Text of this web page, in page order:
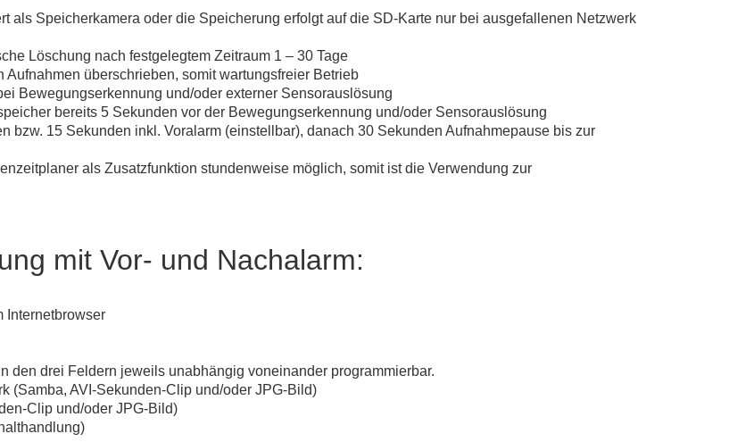
als Speicherkamera oder die Speicherung erfolgt auf die SD-Karte nur bei ausgefallenen Netzwerk
Löschung nach festgelegtem Zeitraum 1 – 30 Tage
überschrieben, somit wartungsfreier Betrieb
Bewegungserkennung und/oder externer Sensorauslösung
bereits 5 Sekunden vor der Bewegungserkennung und/oder Sensorauslösung
bzw. 15 Sekunden inkl. Voralarm (einstellbar), danach 30 Sekunden Aufnahmepause bis zur
als Zusatzfunktion stundenweise möglich, somit ist die Verwendung zur
mit Vor- und Nachalarm:
Internetbrowser
drei Feldern jeweils unabhängig voneinander programmierbar.
(Samba, AVI-Sekunden-Clip und/oder JPG-Bild)
Clip und/oder JPG-Bild)